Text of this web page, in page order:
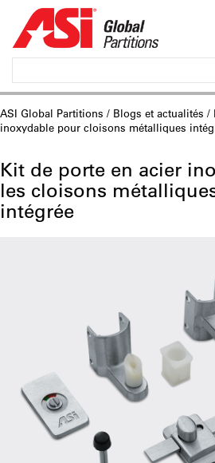
ASI Global Partitions / Blogs et actualités /
inoxydable pour cloisons métalliques
Kit de porte en acier
les cloisons
intégrée